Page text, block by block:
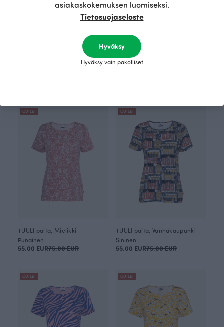
TUULI paita, Kotkansiipi
TUULI paita, Päärynä
OUTLET
TUULI paita, Mielikki
Punainen
55.00 EUR75.00 EUR
OUTLET
TUULI paita, Vanhakaupunki
Sininen
55.00 EUR75.00 EUR
OUTLET OUTLET
asiakaskokemuksen luomiseksi.
Tietosuojaseloste
Hyväksy
Hyväksy vain pakolliset